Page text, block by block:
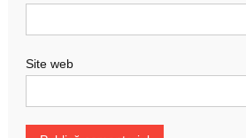
Site web